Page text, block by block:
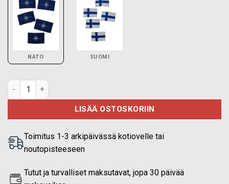
NATO SUOMI
NATO lippu 30x50 mm, 5 kpl määrä
LISÄÄ OSTOSKORIIN
Toimitus 1-3 arkipäivässä kotiovelle tai
noutopisteeseen
Tutut ja turvalliset maksutavat, jopa 30 päivää